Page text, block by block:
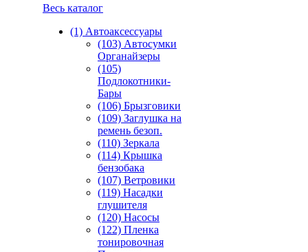
Весь каталог
(1) Автоаксессуары
(103) Автосумки
Органайзеры
(105)
Подлокотники-
Бары
(106) Брызговики
(109) Заглушка на
ремень безоп.
(110) Зеркала
(114) Крышка
бензобака
(107) Ветровики
(119) Насадки
глушителя
(120) Насосы
(122) Пленка
тонировочная